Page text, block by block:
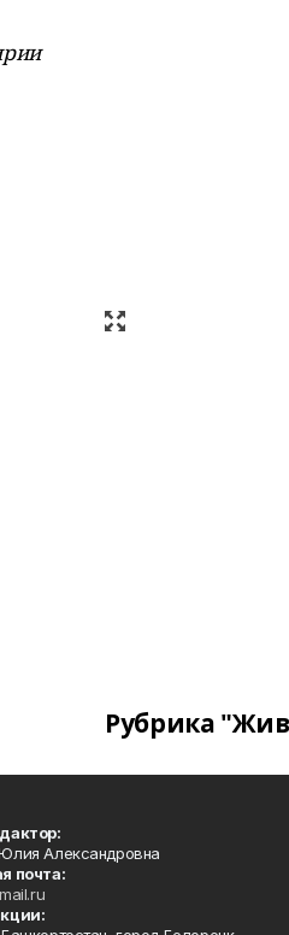
Рубрика
Александровна
почта: